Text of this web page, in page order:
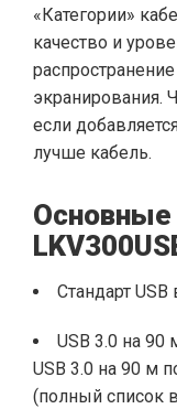
«Категории»
качество и
экранирования.
если
лучше кабель.
Основные
Стандарт
USB 3.0 на 90
USB 3.0 на 90 м
(полный список